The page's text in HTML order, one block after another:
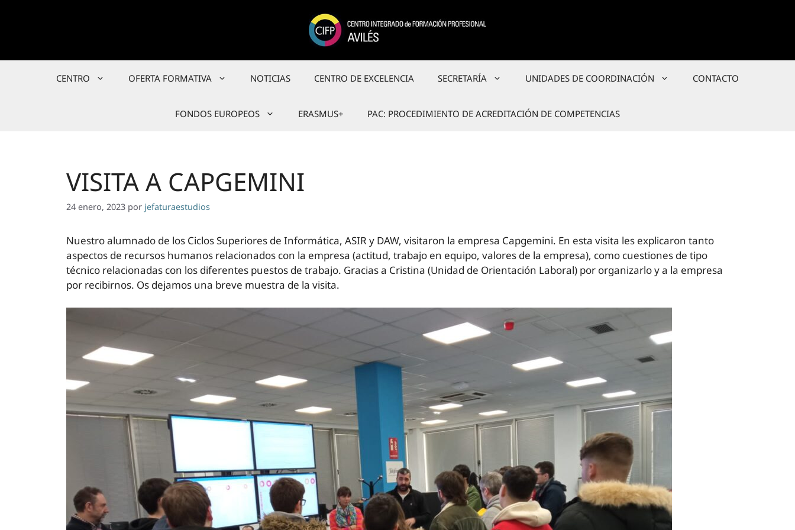
CENTRO OFERTA FORMATIVA NOTICIAS CENTRO DE EXCELENCIA SECRETARÍA UNIDADES DE COORDINACIÓN CONTACTO
FONDOS EUROPEOS ERASMUS+ PAC: PROCEDIMIENTO DE ACREDITACIÓN DE COMPETENCIAS
VISITA A CAPGEMINI
24 enero, 2023 por jefaturaestudios
Nuestro alumnado de los Ciclos Superiores de Informática, ASIR y DAW, visitaron la empresa Capgemini. En esta visita les explicaron tanto
aspectos de recursos humanos relacionados con la empresa (actitud, trabajo en equipo, valores de la empresa), como cuestiones de tipo
técnico relacionadas con los diferentes puestos de trabajo. Gracias a Cristina (Unidad de Orientación Laboral) por organizarlo y a la empresa
por recibirnos. Os dejamos una breve muestra de la visita.